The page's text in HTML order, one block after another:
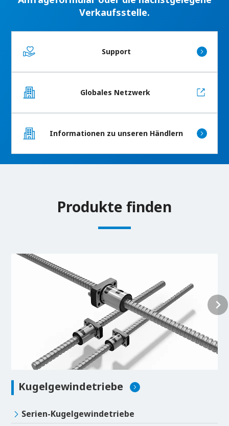
Verkaufsstelle.
Support
Globales Netzwerk
Informationen zu unseren Händlern
Produkte finden
Kugelgewindetriebe
Serien-Kugelgewindetriebe